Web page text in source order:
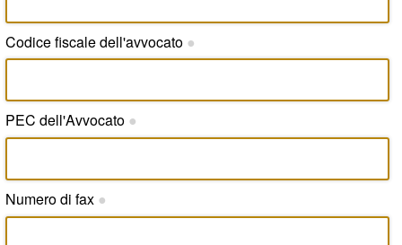
Codice fiscale dell'avvocato ●
PEC dell'Avvocato ●
Numero di fax ●